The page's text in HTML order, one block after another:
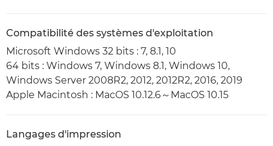
Compatibilité des systèmes d'exploitation
Microsoft Windows 32 bits : 7, 8.1, 10
64 bits : Windows 7, Windows 8.1, Windows 10,
Windows Server 2008R2, 2012, 2012R2, 2016, 2019
Apple Macintosh : MacOS 10.12.6～MacOS 10.15
Langages d'impression